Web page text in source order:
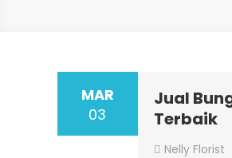
MAR
03
Jual
Terbaik
Nelly Florist